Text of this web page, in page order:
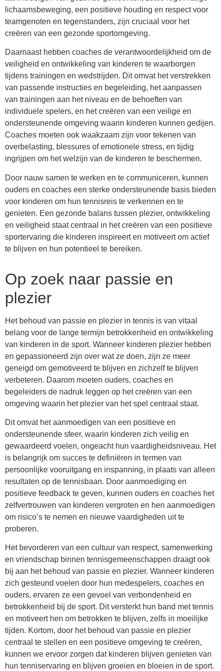
lichaamsbeweging, een positieve houding en respect voor
teamgenoten en tegenstanders, zijn cruciaal voor het
creëren van een gezonde sportomgeving.
Daarnaast hebben coaches de verantwoordelijkheid om de
veiligheid en ontwikkeling van kinderen te waarborgen
tijdens trainingen en wedstrijden. Dit omvat het verstrekken
van passende instructies en begeleiding, het aanpassen
van trainingen aan het niveau en de behoeften van
individuele spelers, en het creëren van een veilige en
ondersteunende omgeving waarin kinderen kunnen gedijen.
Coaches moeten ook waakzaam zijn voor tekenen van
overbelasting, blessures of emotionele stress, en tijdig
ingrijpen om het welzijn van de kinderen te beschermen.
Door nauw samen te werken en te communiceren, kunnen
ouders en coaches een sterke ondersteunende basis bieden
voor kinderen om hun tennisreis te verkennen en te
genieten. Een gezonde balans tussen plezier, ontwikkeling
en veiligheid staat centraal in het creëren van een positieve
sportervaring die kinderen inspireert en motiveert om actief
te blijven en hun potentieel te bereiken.
Op zoek naar passie en
plezier
Het behoud van passie en plezier in tennis is van vitaal
belang voor de lange termijn betrokkenheid en ontwikkeling
van kinderen in de sport. Wanneer kinderen plezier hebben
en gepassioneerd zijn over wat ze doen, zijn ze meer
geneigd om gemotiveerd te blijven en zichzelf te blijven
verbeteren. Daarom moeten ouders, coaches en
begeleiders de nadruk leggen op het creëren van een
omgeving waarin het plezier van het spel centraal staat.
Dit omvat het aanmoedigen van een positieve en
ondersteunende sfeer, waarin kinderen zich veilig en
gewaardeerd voelen, ongeacht hun vaardigheidsniveau. Het
is belangrijk om succes te definiëren in termen van
persoonlijke vooruitgang en inspanning, in plaats van alleen
resultaten op de tennisbaan. Door aanmoediging en
positieve feedback te geven, kunnen ouders en coaches het
zelfvertrouwen van kinderen vergroten en hen aanmoedigen
om risico’s te nemen en nieuwe vaardigheden uit te
proberen.
Het bevorderen van een cultuur van respect, samenwerking
en vriendschap binnen tennisgemeenschappen draagt ook
bij aan het behoud van passie en plezier. Wanneer kinderen
zich gesteund voelen door hun medespelers, coaches en
ouders, ervaren ze een gevoel van verbondenheid en
betrokkenheid bij de sport. Dit versterkt hun band met tennis
en motiveert hen om betrokken te blijven, zelfs in moeilijke
tijden. Kortom, door het behoud van passie en plezier
centraal te stellen en een positieve omgeving te creëren,
kunnen we ervoor zorgen dat kinderen blijven genieten van
hun tenniservaring en blijven groeien en bloeien in de sport.